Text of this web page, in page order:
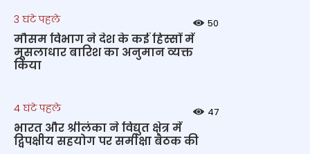
3 घंटे पहले 50
मौसम विभाग ने देश के कई हिस्सों में
मूसलाधार बारिश का अनुमान व्यक्त
किया
4 घंटे पहले 47
भारत और श्रीलंका ने विद्युत क्षेत्र में
द्विपक्षीय सहयोग पर समीक्षा बैठक की